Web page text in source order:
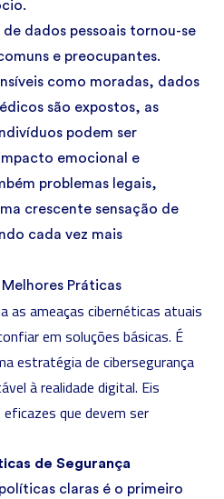
dados pessoais tornou-se
e preocupantes.
como moradas, dados
são expostos, as
podem ser
emocional e
problemas legais,
crescente sensação de
cada vez mais
Práticas
as ameaças cibernéticas atuais
em soluções básicas. É
estratégia de cibersegurança
à realidade digital. Eis
que devem ser
de Segurança
claras é o primeiro